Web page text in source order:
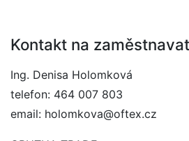
Kontakt na
Ing. Denisa Holomková
telefon: 464 007 803
email: holomkova@oftex.cz